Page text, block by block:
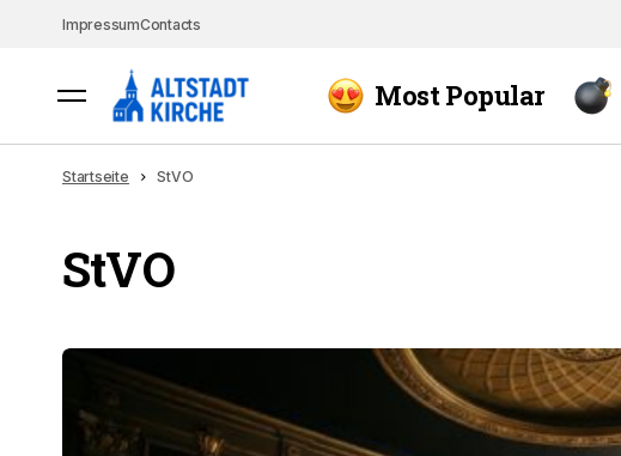
ImpressumContacts
Most Popular
Startseite StVO
StVO